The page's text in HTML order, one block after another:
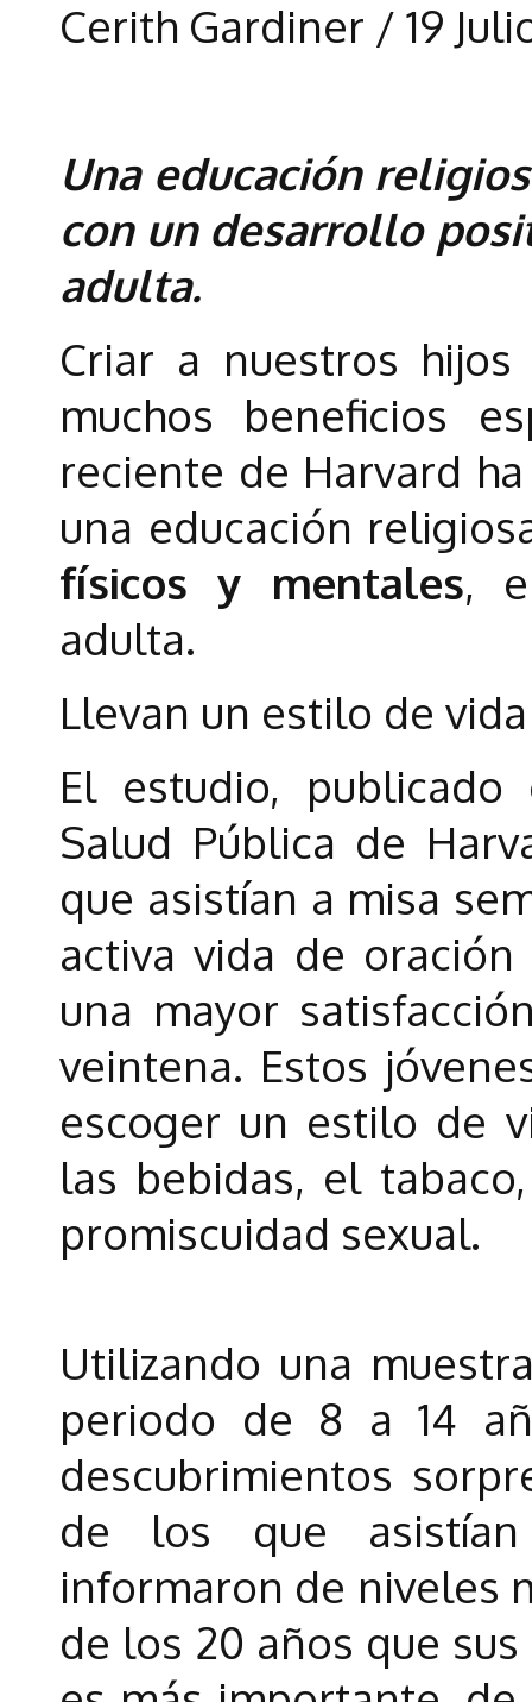
Cerith Gardiner / 19
Una educación
con un desarrollo
adulta.
Criar a nuestros
muchos beneficios
reciente de Harvard
una educación
físicos y mentales,
adulta.
Llevan un estilo de
El estudio,
Salud Pública de
que asistían a misa
activa vida de
una mayor
veintena. Estos
escoger un estilo de
las bebidas, el
promiscuidad sexual.
Utilizando una
periodo de 8 a 14
descubrimientos
de los que
informaron de niveles
de los 20 años que